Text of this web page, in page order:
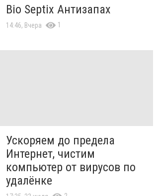
Bio Septix Антизапах
14:46, Вчера 1
Ускоряем до предела
Интернет, чистим
компьютер от вирусов по
удалёнке